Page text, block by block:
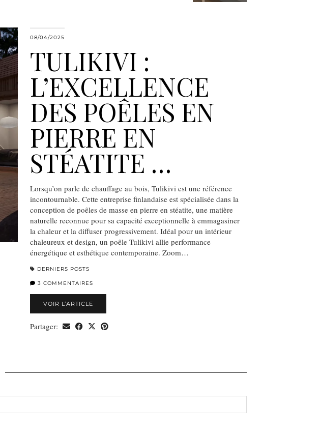
08/04/2025
TULIKIVI :
L’EXCELLENCE
DES POÊLES EN
PIERRE EN
STÉATITE …
Lorsqu’on parle de chauffage au bois, Tulikivi est une référence
incontournable. Cette entreprise finlandaise est spécialisée dans la
conception de poêles de masse en pierre en stéatite, une matière
naturelle reconnue pour sa capacité exceptionnelle à emmagasiner
la chaleur et la diffuser progressivement. Idéal pour un intérieur
chaleureux et design, un poêle Tulikivi allie performance
énergétique et esthétique contemporaine. Zoom…
DERNIERS POSTS
3 COMMENTAIRES
VOIR L’ARTICLE
Partager: